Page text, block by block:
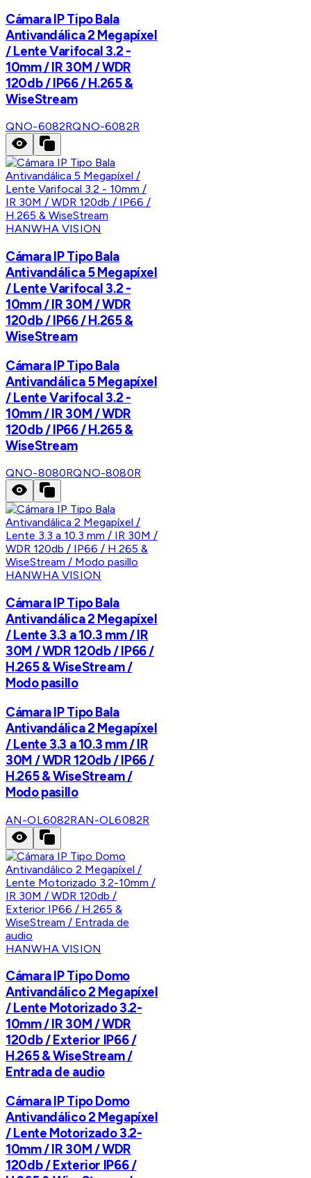
Cámara IP Tipo Bala
Antivandálica 2 Megapíxel
/ Lente Varifocal 3.2 -
10mm / IR 30M / WDR
120db / IP66 / H.265 &
WiseStream
QNO-6082RQNO-6082R
HANWHA VISION
Cámara IP Tipo Bala
Antivandálica 5 Megapíxel
/ Lente Varifocal 3.2 -
10mm / IR 30M / WDR
120db / IP66 / H.265 &
WiseStream
Cámara IP Tipo Bala
Antivandálica 5 Megapíxel
/ Lente Varifocal 3.2 -
10mm / IR 30M / WDR
120db / IP66 / H.265 &
WiseStream
QNO-8080RQNO-8080R
HANWHA VISION
Cámara IP Tipo Bala
Antivandálica 2 Megapíxel
/ Lente 3.3 a 10.3 mm / IR
30M / WDR 120db / IP66 /
H.265 & WiseStream /
Modo pasillo
Cámara IP Tipo Bala
Antivandálica 2 Megapíxel
/ Lente 3.3 a 10.3 mm / IR
30M / WDR 120db / IP66 /
H.265 & WiseStream /
Modo pasillo
AN-OL6082RAN-OL6082R
HANWHA VISION
Cámara IP Tipo Domo
Antivandálico 2 Megapíxel
/ Lente Motorizado 3.2-
10mm / IR 30M / WDR
120db / Exterior IP66 /
H.265 & WiseStream /
Entrada de audio
Cámara IP Tipo Domo
Antivandálico 2 Megapíxel
/ Lente Motorizado 3.2-
10mm / IR 30M / WDR
120db / Exterior IP66 /